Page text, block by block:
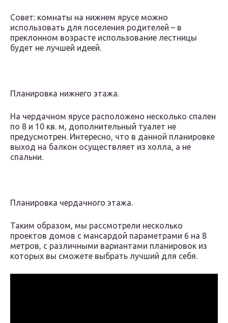
Совет: комнаты на нижнем ярусе можно
использовать для поселения родителей – в
преклонном возрасте использование лестницы
будет не лучшей идеей.
Планировка нижнего этажа.
На чердачном ярусе расположено несколько спален
по 8 и 10 кв. м, дополнительный туалет не
предусмотрен. Интересно, что в данной планировке
выход на балкон осуществляет из холла, а не
спальни.
Планировка чердачного этажа.
Таким образом, мы рассмотрели несколько
проектов домов с мансардой параметрами 6 на 8
метров, с различными вариантами планировок из
которых вы сможете выбрать лучший для себя.